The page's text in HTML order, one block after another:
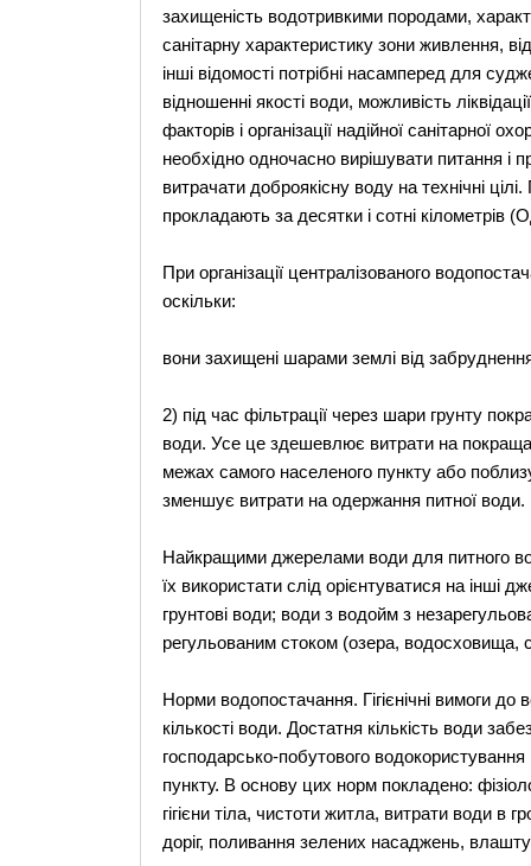
захищеність водотривкими породами,
санітарну характеристику зони живлення,
інші відомості потрібні насамперед для
відношенні якості води, можливість
факторів і організації надійної
необхідно одночасно вирішувати питання
витрачати доброякісну воду на технічні
прокладають за десятки і сотні кілометрів
При організації централізованого
оскільки:
вони захищені шарами землі від
2) під час фільтрації через шари грунту
води. Усе це здешевлює витрати на
межах самого населеного пункту або
зменшує витрати на одержання питної води.
Найкращими джерелами води для питного
їх використати слід орієнтуватися на інші
грунтові води; води з водойм з
регульованим стоком (озера, водосховища,
Норми водопостачання. Гігієнічні вимоги до
кількості води. Достатня кількість води
господарсько-побутового водокористування
пункту. В основу цих норм покладено:
гігієни тіла, чистоти житла, витрати води в
доріг, поливання зелених насаджень,